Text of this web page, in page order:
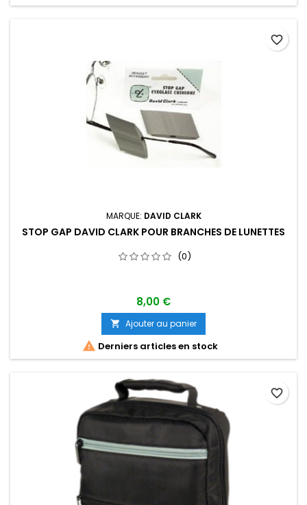
MARQUE: DAVID CLARK
STOP GAP DAVID CLARK POUR BRANCHES DE LUNETTES
(0)
8,00 €
 Ajouter au panier
 Derniers articles en stock
favorite_border
favorite_border